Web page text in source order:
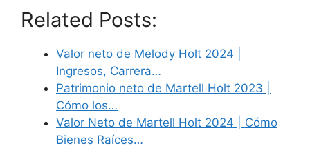
Related Posts:
Valor neto de Melody Holt 2024 |
Ingresos, Carrera…
Patrimonio neto de Martell Holt 2023 |
Cómo los…
Valor Neto de Martell Holt 2024 | Cómo
Bienes Raíces…